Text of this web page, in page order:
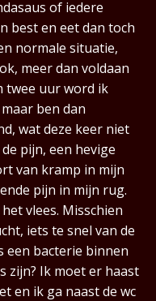
of iedere
best en eet dan toch
normale situatie,
meer dan voldaan
twee uur word ik
ben dan
wat deze keer niet
pijn, een hevige
van kramp in mijn
pijn in mijn rug.
vlees. Misschien
iets te snel van de
een bacterie binnen
zijn? Ik moet er haast
en ik ga naast de wc